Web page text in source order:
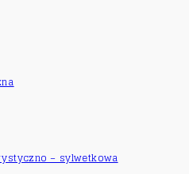
– sylwetkowa